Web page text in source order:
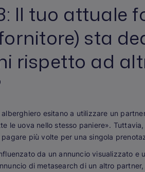
Il tuo attuale
sta
rispetto ad
esitano a utilizzare un
le uova nello stesso paniere».
più volte per una singola
da un annuncio visualizzato e
di metasearch di un altro